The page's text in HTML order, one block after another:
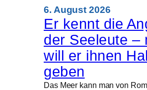
über
Ländergrenzen
hinweg
6. August 2026
Er kennt die
der Seeleute –
will er ihnen
geben
Das Meer kann man von